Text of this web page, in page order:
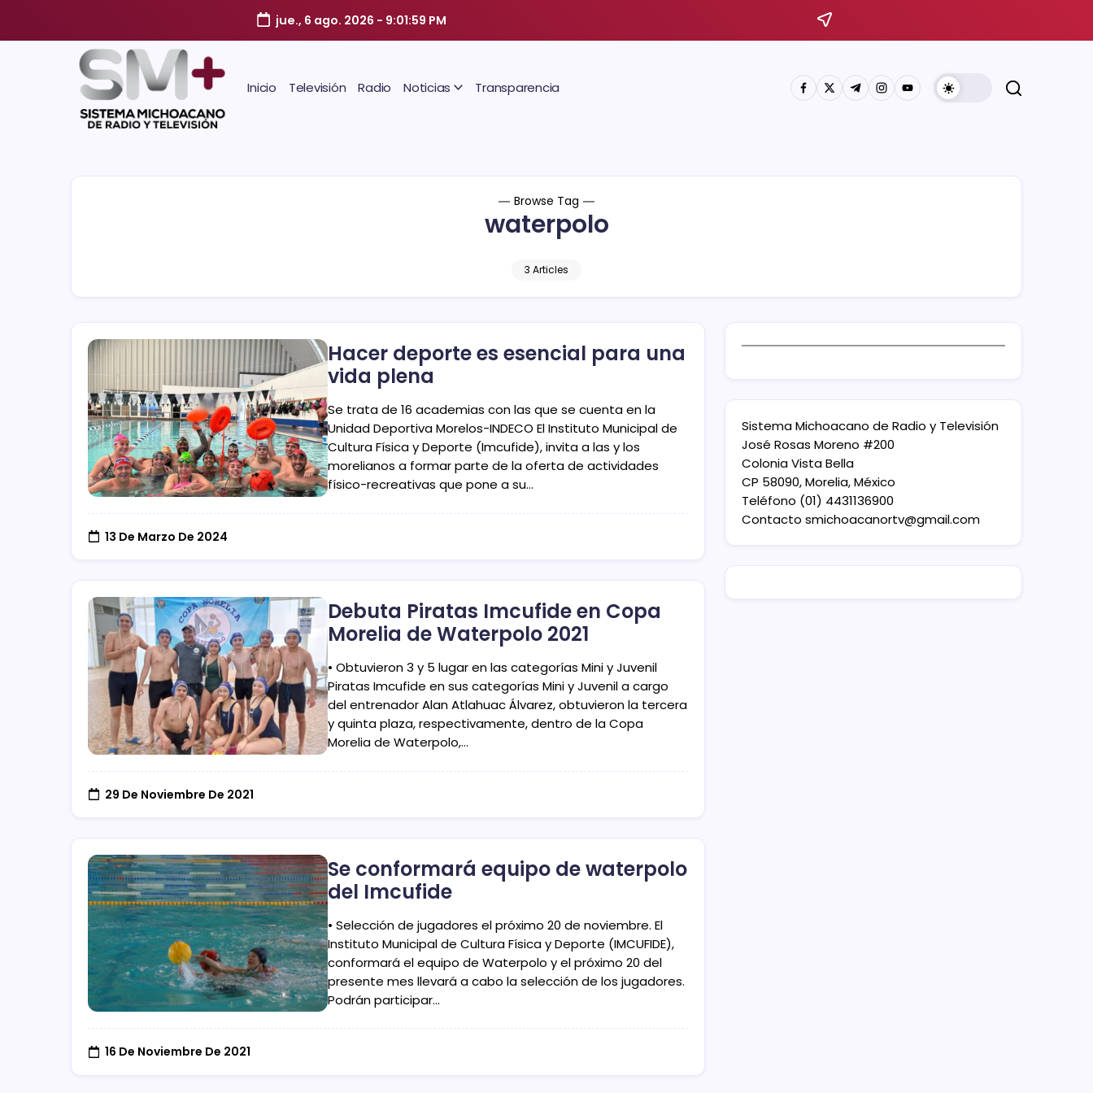
jue., 6 ago. 2026- 9:02:00 PM
Inicio Televisión Radio Noticias Transparencia
Browse Tag
waterpolo
3 Articles
Hacer deporte es esencial para una
vida plena
Se trata de 16 academias con las que se cuenta en la
Unidad Deportiva Morelos-INDECO El Instituto Municipal de
Cultura Física y Deporte (Imcufide), invita a las y los
morelianos a formar parte de la oferta de actividades
físico-recreativas que pone a su…
13 De Marzo De 2024
Debuta Piratas Imcufide en Copa
Morelia de Waterpolo 2021
• Obtuvieron 3 y 5 lugar en las categorías Mini y Juvenil
Piratas Imcufide en sus categorías Mini y Juvenil a cargo
del entrenador Alan Atlahuac Álvarez, obtuvieron la tercera
y quinta plaza, respectivamente, dentro de la Copa
Morelia de Waterpolo,…
29 De Noviembre De 2021
Se conformará equipo de waterpolo
del Imcufide
• Selección de jugadores el próximo 20 de noviembre. El
Instituto Municipal de Cultura Física y Deporte (IMCUFIDE),
conformará el equipo de Waterpolo y el próximo 20 del
presente mes llevará a cabo la selección de los jugadores.
Podrán participar…
16 De Noviembre De 2021
Sistema Michoacano de Radio y Televisión
José Rosas Moreno #200
Colonia Vista Bella
CP 58090, Morelia, México
Teléfono (01) 4431136900
Contacto smichoacanortv@gmail.com